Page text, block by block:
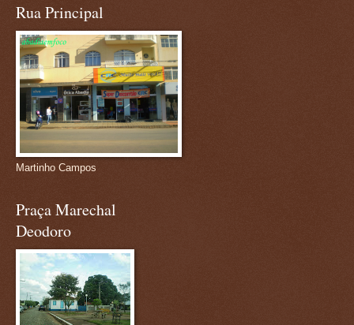
Rua Principal
Martinho Campos
Praça Marechal
Deodoro